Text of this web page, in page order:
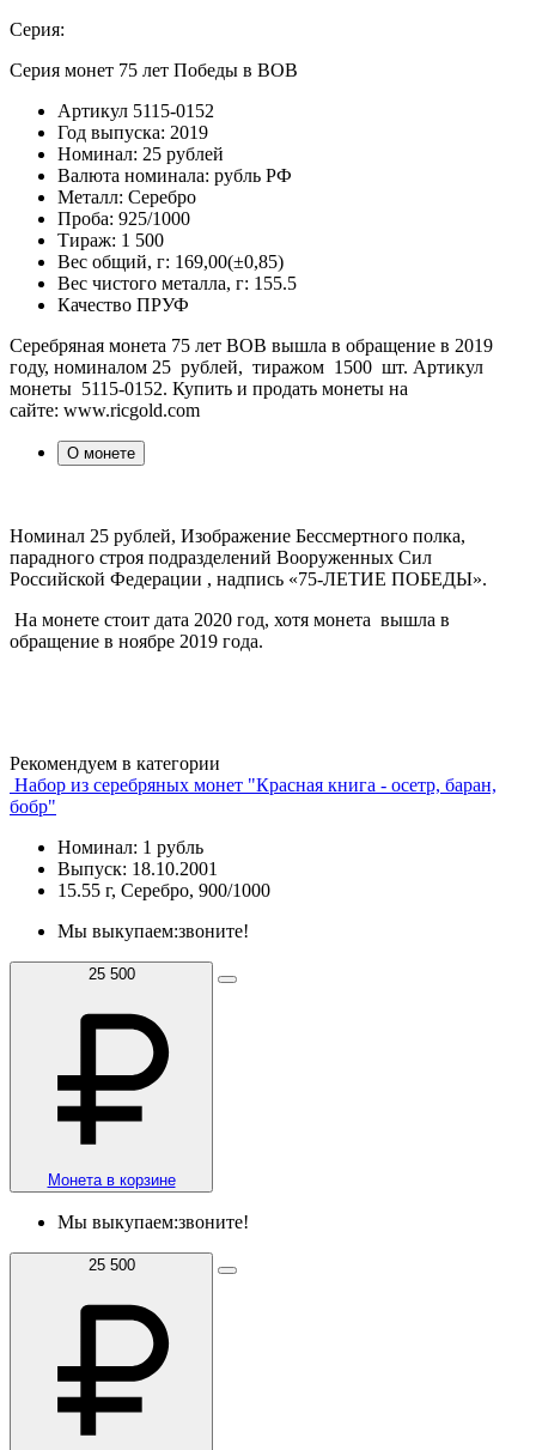
Серия:
Серия монет 75 лет Победы в ВОВ
Артикул 5115-0152
Год выпуска: 2019
Номинал: 25 рублей
Валюта номинала: рубль РФ
Металл: Серебро
Проба: 925/1000
Тираж: 1 500
Вес общий, г: 169,00(±0,85)
Вес чистого металла, г: 155.5
Качество ПРУФ
Серебряная монета 75 лет ВОВ вышла в обращение в 2019
году, номиналом 25 рублей, тиражом 1500 шт. Артикул
монеты 5115-0152. Купить и продать монеты на
сайте: www.ricgold.com
О монете
Номинал 25 рублей, Изображение Бессмертного полка,
парадного строя подразделений Вооруженных Сил
Российской Федерации , надпись «75-ЛЕТИЕ ПОБЕДЫ».
На монете стоит дата 2020 год, хотя монета вышла в
обращение в ноябре 2019 года.
Рекомендуем в категории
Набор из серебряных монет "Красная книга - осетр, баран,
бобр"
Номинал: 1 рубль
Выпуск: 18.10.2001
15.55 г, Серебро, 900/1000
Мы выкупаем:звоните!
25 500
Монета в корзине
Мы выкупаем:звоните!
25 500